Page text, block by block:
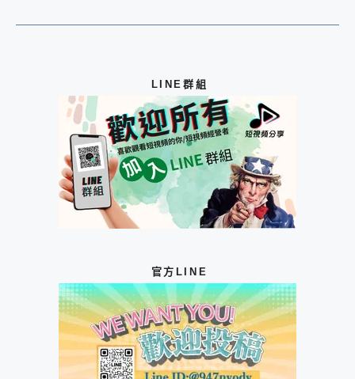
LINE群組
官方LINE